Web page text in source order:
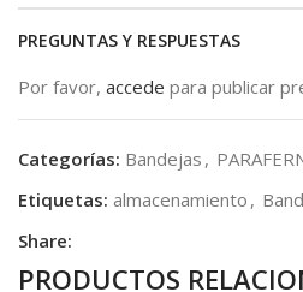
PREGUNTAS Y RESPUESTAS
Por favor, accede para publicar
Categorías: Bandejas ,
Etiquetas: almacenamiento ,
Share:
PRODUCTOS